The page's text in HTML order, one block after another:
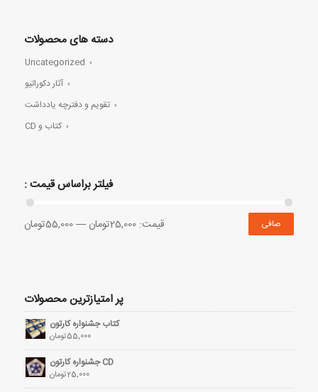
دسته های محصولات
Uncategorized
آثار دکوراتیو
تقویم و دفترچه یادداشت
کتاب و CD
فیلتر براساس قیمت :
صافی قيمت:25,000تومان —55,000تومان
پر امتیازترین محصولات
کتاب جشنواره کارتون
55,000تومان
CD جشنواره کارتون
25,000تومان